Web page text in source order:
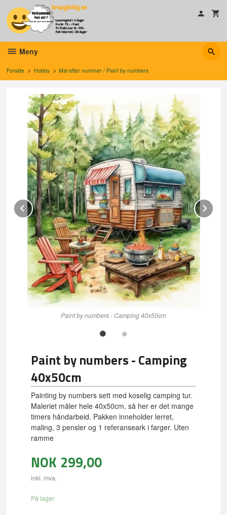
innholdet
Meny
Forside Hobby Mal etter nummer / Paint by numbers
Paint by numbers - Camping 40x50cm
Prev
Paint by numbers - Camping
40x50cm
Painting by numbers sett med koselig camping tur.
Maleriet måler hele 40x50cm, så her er det mange
timers håndarbeid. Pakken inneholder lerret,
maling, 3 pensler og 1 referanseark i farger. Uten
ramme
NOK 299,00
inkl. mva.
På lager